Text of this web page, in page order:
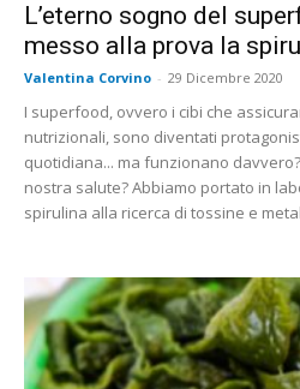
L’eterno sogno del
messo alla prova la
Valentina Corvino - 29 Dicembre 2020
I superfood, ovvero i cibi che
nutrizionali, sono diventati
quotidiana... ma funzionano
nostra salute? Abbiamo portato in
spirulina alla ricerca di tossine e